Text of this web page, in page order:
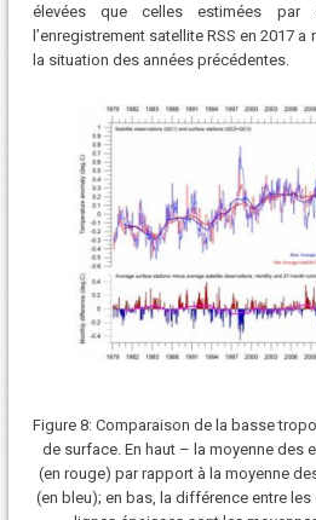
élevées que celles estimées par
l’enregistrement satellite RSS en 2017
la situation des années précédentes.
Figure 8: Comparaison de la basse
de surface. En haut – la moyenne des
(en rouge) par rapport à la moyenne
(en bleu); en bas, la différence entre